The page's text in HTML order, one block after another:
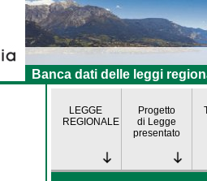
Banca dati delle leggi
LEGGE
REGIONALE
Progetto
di Legge
presentato